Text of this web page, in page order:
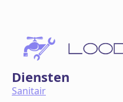
Diensten
Sanitair